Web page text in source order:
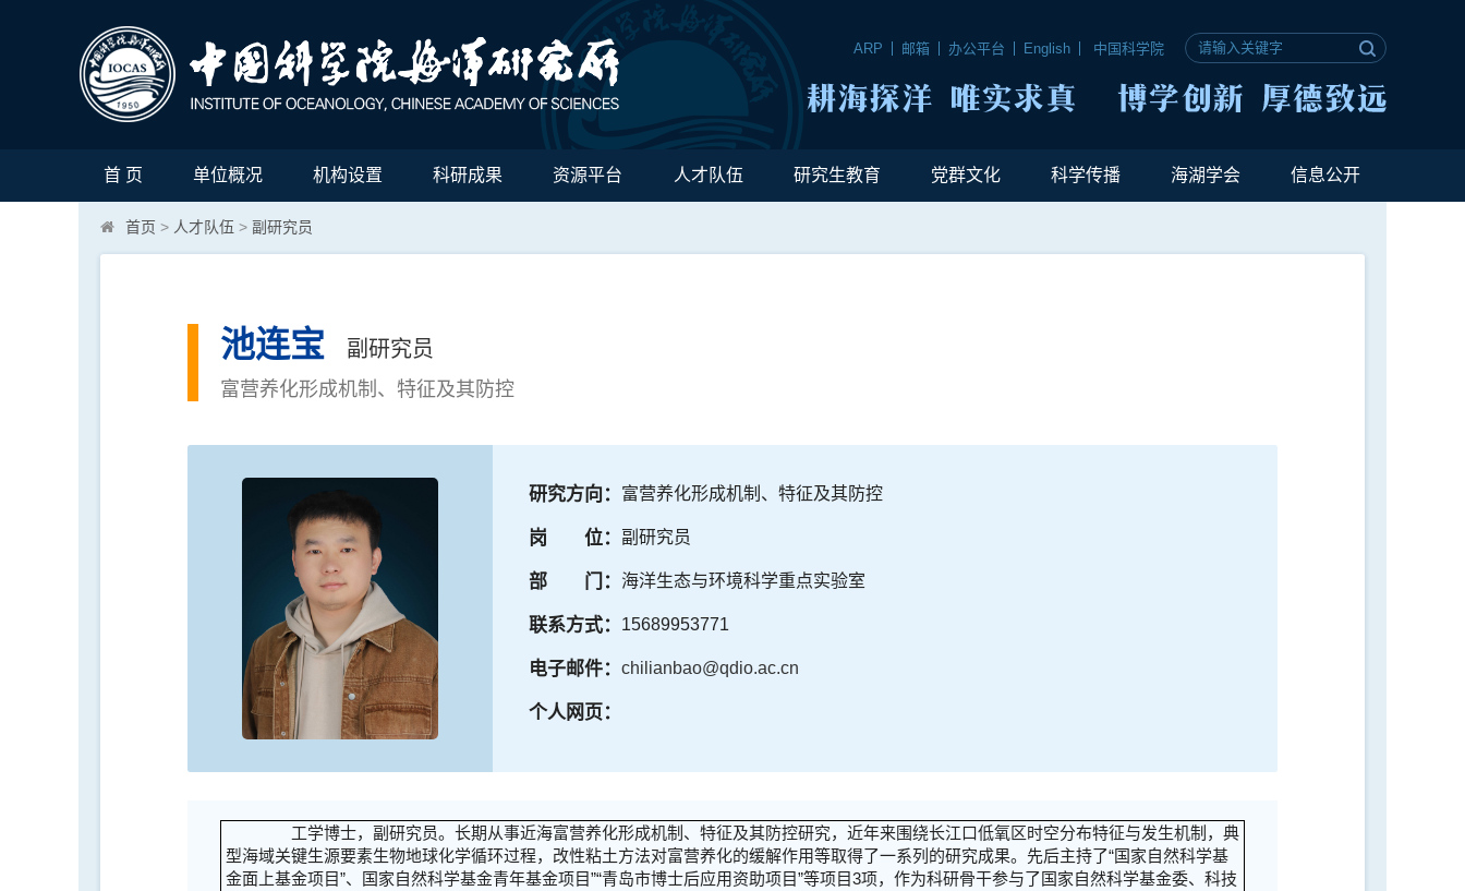
ARP 邮箱 办公平台 English 中国科学院
首 页 单位概况 机构设置 科研成果 资源平台 人才队伍 研究生教育 党群文化 科学传播 海湖学会 信息公开
首页 > 人才队伍 > 副研究员
池连宝 副研究员
富营养化形成机制、特征及其防控
研究方向： 富营养化形成机制、特征及其防控
岗 位： 副研究员
部 门： 海洋生态与环境科学重点实验室
联系方式： 15689953771
电子邮件： chilianbao@qdio.ac.cn
个人网页：
工学博士，副研究员。长期从事近海富营养化形成机制、特征及其防控研究，近年来围绕长江口低氧区时空分布特征与发生机制，典
型海域关键生源要素生物地球化学循环过程，改性粘土方法对富营养化的缓解作用等取得了一系列的研究成果。先后主持了“国家自然科学基
金面上基金项目”、国家自然科学基金青年基金项目”“青岛市博士后应用资助项目”等项目3项，作为科研骨干参与了国家自然科学基金委、科技